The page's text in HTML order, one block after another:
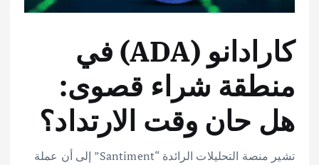
كارادانو (ADA) في
منطقة شراء قصوى:
هل حان وقت الارتداد؟
تشير منصة التحليلات الرائدة “Santiment” إلى أن عملة